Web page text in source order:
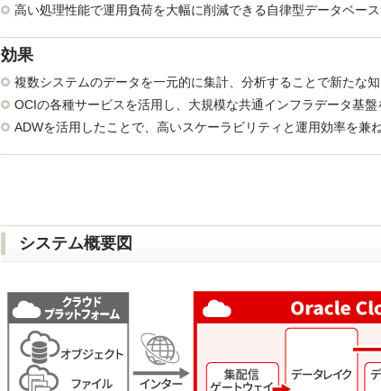
高い処理性能で運用負荷を大幅に削減できる自律型データベー
効果
複数システムのデータを一元的に集計、分析することで新たな
OCIの各種サービスを活用し、大規模な共通インフラデータ基
ADWを活用したことで、高いスケーラビリティと運用効率を兼
システム概要図